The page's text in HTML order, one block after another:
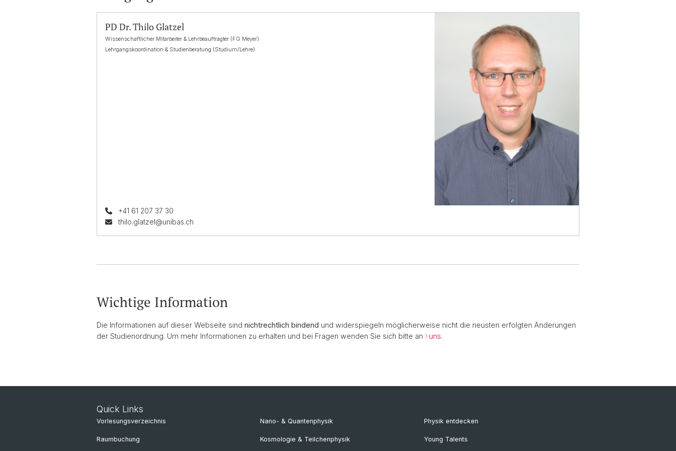
PD Dr. Thilo Glatzel
Wissenschaftlicher Mitarbeiter & Lehrbeauftragter (FG Meyer)
Lehrgangskoordination & Studienberatung (Studium/Lehre)
+41 61 207 37 30
thilo.glatzel@unibas.ch
Wichtige Information
Die Informationen auf dieser Webseite sind nichtrechtlich bindend und widerspiegeln möglicherweise nicht die neusten erfolgten Änderungen
der Studienordnung. Um mehr Informationen zu erhalten und bei Fragen wenden Sie sich bitte an
uns.
Quick Links
Vorlesungsverzeichnis
Raumbuchung
Nano- & Quantenphysik
Kosmologie & Teilchenphysik
Physik entdecken
Young Talents